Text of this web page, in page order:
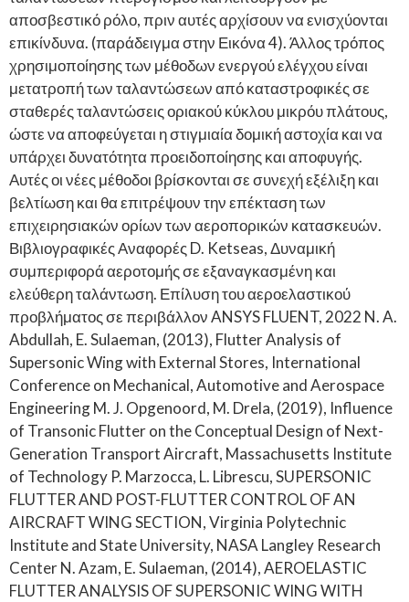
αποσβεστικό ρόλο, πριν αυτές αρχίσουν να ενισχύονται
επικίνδυνα. (παράδειγμα στην Εικόνα 4). Άλλος τρόπος
χρησιμοποίησης των μέθοδων ενεργού ελέγχου είναι
μετατροπή των ταλαντώσεων από καταστροφικές σε
σταθερές ταλαντώσεις οριακού κύκλου μικρόυ πλάτους,
ώστε να αποφεύγεται η στιγμιαία δομική αστοχία και να
υπάρχει δυνατότητα προειδοποίησης και αποφυγής.
Αυτές οι νέες μέθοδοι βρίσκονται σε συνεχή εξέλιξη και
βελτίωση και θα επιτρέψουν την επέκταση των
επιχειρησιακών ορίων των αεροπορικών κατασκευών.
Βιβλιογραφικές Αναφορές D. Ketseas, Δυναμική
συμπεριφορά αεροτομής σε εξαναγκασμένη και
ελεύθερη ταλάντωση. Επίλυση του αεροελαστικού
προβλήματος σε περιβάλλον ANSYS FLUENT, 2022 N. A.
Abdullah, E. Sulaeman, (2013), Flutter Analysis of
Supersonic Wing with External Stores, International
Conference on Mechanical, Automotive and Aerospace
Engineering M. J. Opgenoord, M. Drela, (2019), Influence
of Transonic Flutter on the Conceptual Design of Next-
Generation Transport Aircraft, Massachusetts Institute
of Technology P. Marzocca, L. Librescu, SUPERSONIC
FLUTTER AND POST-FLUTTER CONTROL OF AN
AIRCRAFT WING SECTION, Virginia Polytechnic
Institute and State University, NASA Langley Research
Center N. Azam, E. Sulaeman, (2014), AEROELASTIC
FLUTTER ANALYSIS OF SUPERSONIC WING WITH